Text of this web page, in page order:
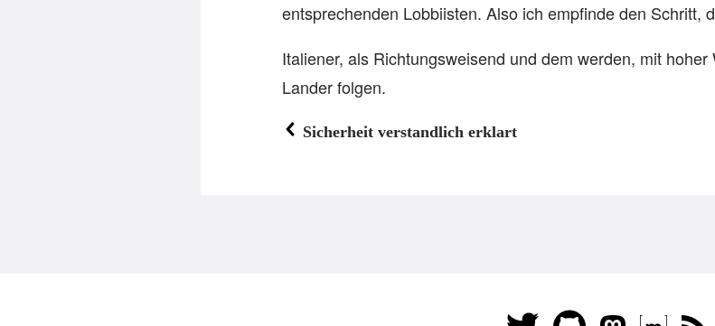
entsprechenden Lobbiisten. Also ich empfinde den Schritt,
Italiener, als Richtungsweisend und dem werden, mit
Lander folgen.
Sicherheit verstandlich erklart